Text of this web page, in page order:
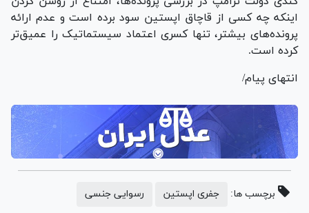
اینکه چه کسی از قاچاق اپستین سود برده است و عدم ارائه
پرونده‌های بیشتر، تنها کسری اعتماد سیستماتیک را عمیق‌تر
کرده است.
انتهای پیام/
برچسب ها: جفری اپستین رسوایی جنسی